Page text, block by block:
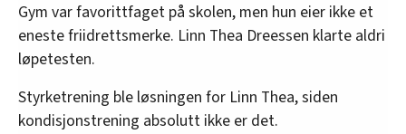
Gym var favorittfaget på skolen, men hun eier ikke et
eneste friidrettsmerke. Linn Thea Dreessen klarte aldri
løpetesten.
Styrketrening ble løsningen for Linn Thea, siden
kondisjonstrening absolutt ikke er det.